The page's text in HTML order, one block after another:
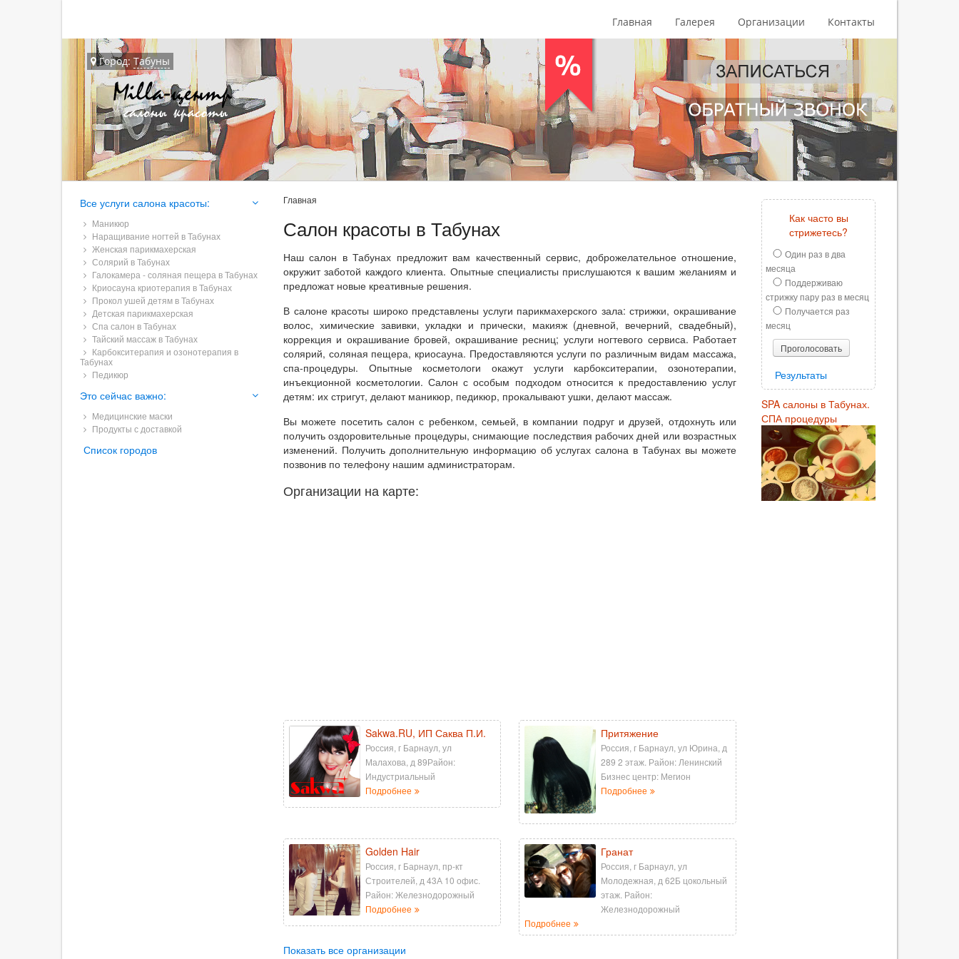
Главная Галерея Организации Контакты
Город:Табуны
Главная
Салон красоты в Табунах
Наш салон в Табунах предложит вам качественный сервис, доброжелательное отношение,
окружит заботой каждого клиента. Опытные специалисты прислушаются к вашим желаниям и
предложат новые креативные решения.
В салоне красоты широко представлены услуги парикмахерского зала: стрижки, окрашивание
волос, химические завивки, укладки и прически, макияж (дневной, вечерний, свадебный),
коррекция и окрашивание бровей, окрашивание ресниц; услуги ногтевого сервиса. Работает
солярий, соляная пещера, криосауна. Предоставляются услуги по различным видам массажа,
спа-процедуры. Опытные косметологи окажут услуги карбокситерапии, озонотерапии,
инъекционной косметологии. Салон с особым подходом относится к предоставлению услуг
детям: их стригут, делают маникюр, педикюр, прокалывают ушки, делают массаж.
Вы можете посетить салон с ребенком, семьей, в компании подруг и друзей, отдохнуть или
получить оздоровительные процедуры, снимающие последствия рабочих дней или возрастных
изменений. Получить дополнительную информацию об услугах салона в Табунах вы можете
позвонив по телефону нашим администраторам.
Организации на карте:
Sakwa.RU, ИП Саква П.И.
Россия, г Барнаул, ул
Малахова, д 89Район:
Индустриальный
Подробнее
Притяжение
Россия, г Барнаул, ул Юрина, д
289 2 этаж. Район: Ленинский
Бизнес центр: Мегион
Подробнее
Golden Hair
Россия, г Барнаул, пр-кт
Строителей, д 43А 10 офис.
Район: Железнодорожный
Подробнее
Гранат
Россия, г Барнаул, ул
Молодежная, д 62Б цокольный
этаж. Район:
Железнодорожный
Подробнее
Показать все организации
Все услуги салона красоты:
Маникюр
Наращивание ногтей в Табунах
Женская парикмахерская
Солярий в Табунах
Галокамера - соляная пещера в Табунах
Криосауна криотерапия в Табунах
Прокол ушей детям в Табунах
Детская парикмахерская
Спа салон в Табунах
Тайский массаж в Табунах
Карбокситерапия и озонотерапия в
Табунах
Педикюр
Это сейчас важно:
Медицинские маски
Продукты с доставкой
Список городов
Как часто вы
стрижетесь?
Один раз в два
месяца
Поддерживаю
стрижку пару раз в месяц
Получается раз
месяц
Проголосовать
Результаты
SPA салоны в Табунах.
СПА процедуры